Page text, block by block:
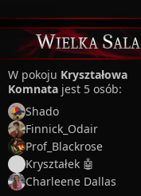
Wielka Sala
W pokoju Kryształowa
Komnata jest 5 osób:
Shado
Finnick_Odair
Prof_Blackrose
Kryształek 🤖
Charleene Dallas